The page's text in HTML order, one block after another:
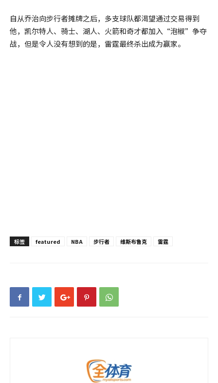
自从乔治向步行者摊牌之后，多支球队都渴望通过交易得到
他，凯尔特人、骑士、湖人、火箭和奇才都加入“泡椒”争夺
战，但是令人没有想到的是，雷霆最终杀出成为赢家。
标签 featured NBA 步行者 维斯布鲁克 雷霆